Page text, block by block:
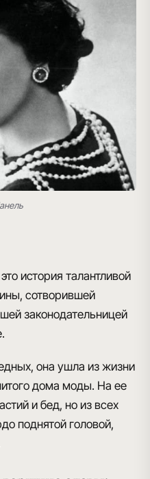
история талантливой
сотворившей
законодательницей
, она ушла из жизни
дома моды. На ее
и бед, но из всех
поднятой головой,